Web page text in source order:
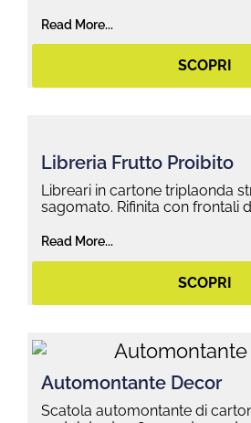
Read More...
SCOPRI
Libreria Frutto Proibito
Libreari in cartone triplaonda
sagomato. Rifinita con frontali
Read More...
SCOPRI
Automontante Decor
Scatola automontante di